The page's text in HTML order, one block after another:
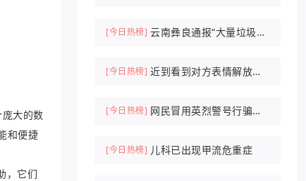
大的数
和便捷
，它们
[今日热榜] 云南彝良通报“大量垃圾倾
[今日热榜] 近到看到对方表情解放军
[今日热榜] 网民冒用英烈警号行骗被
[今日热榜] 儿科已出现甲流危重症